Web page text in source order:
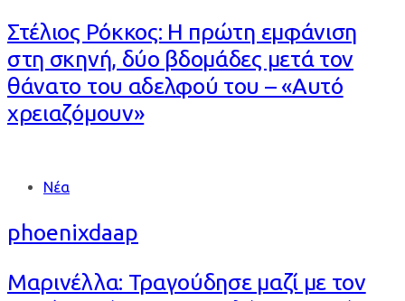
Στέλιος Ρόκκος: Η πρώτη εμφάνιση
στη σκηνή, δύο βδομάδες μετά τον
θάνατο του αδελφού του – «Αυτό
χρειαζόμουν»
Tags Νέα
phoenixdaap
Μαρινέλλα: Τραγούδησε μαζί με τον